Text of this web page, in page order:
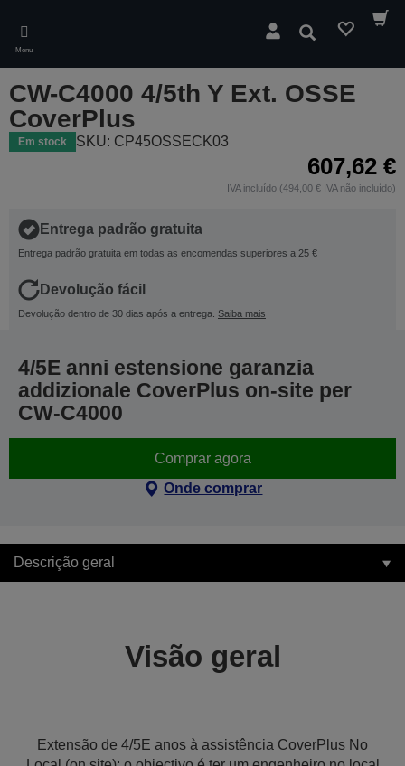
main
content
Menu
Pesquisar
CW-C4000 4/5th Y Ext. OSSE
CoverPlus
Em stock SKU: CP45OSSECK03
607,62 €
IVA incluído (494,00 € IVA não incluído)
Entrega padrão gratuita
Entrega padrão gratuita em todas as encomendas superiores a 25 €
Devolução fácil
Devolução dentro de 30 dias após a entrega. Saiba mais
4/5E anni estensione garanzia
addizionale CoverPlus on-site per
CW-C4000
Comprar agora
Onde comprar
Descrição geral
Visão geral
Extensão de 4/5E anos à assistência CoverPlus No